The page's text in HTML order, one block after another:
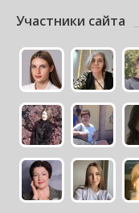
Участники сайта